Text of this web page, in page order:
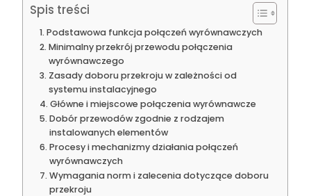
Spis treści
Podstawowa funkcja połączeń wyrównawczych
Minimalny przekrój przewodu połączenia
wyrównawczego
Zasady doboru przekroju w zależności od
systemu instalacyjnego
Główne i miejscowe połączenia wyrównawcze
Dobór przewodów zgodnie z rodzajem
instalowanych elementów
Procesy i mechanizmy działania połączeń
wyrównawczych
Wymagania norm i zalecenia dotyczące doboru
przekroju